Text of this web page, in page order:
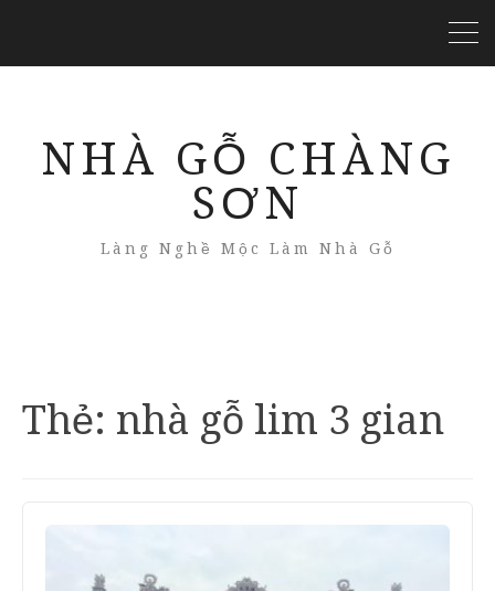
NHÀ GỖ CHÀNG
SƠN
Làng Nghề Mộc Làm Nhà Gỗ
Thẻ: nhà gỗ lim 3 gian